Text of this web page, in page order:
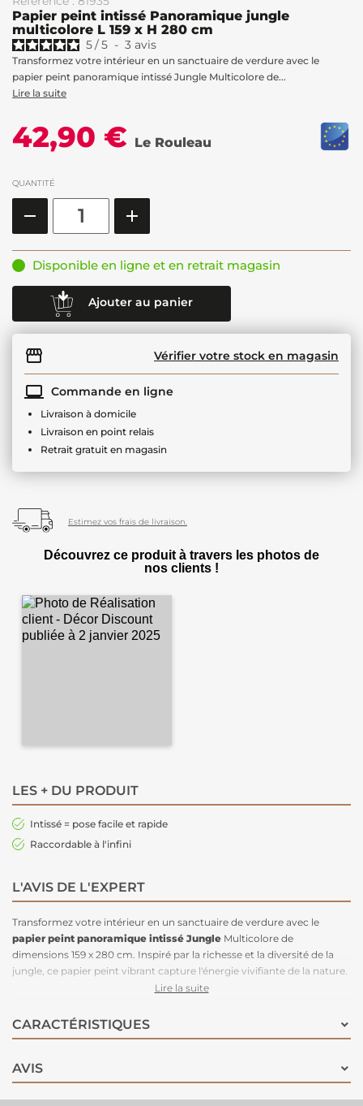
Papier peint intissé Panoramique jungle
multicolore L 159 x H 280 cm
5/5 - 3 avis
Transformez votre intérieur en un sanctuaire de verdure avec le
papier peint panoramique intissé Jungle Multicolore de...
Lire la suite
42,90 € Le Rouleau
QUANTITÉ
Disponible en ligne et en retrait magasin
Ajouter au panier
Vérifier votre stock en magasin
Commande en ligne
Livraison à domicile
Livraison en point relais
Retrait gratuit en magasin
Estimez vos frais de livraison.
Découvrez ce produit à travers les photos de
nos clients !
LES + DU PRODUIT
Intissé = pose facile et rapide
Raccordable à l'infini
L'AVIS DE L'EXPERT
Transformez votre intérieur en un sanctuaire de verdure avec le
papier peint panoramique intissé Jungle Multicolore de
dimensions 159 x 280 cm. Inspiré par la richesse et la diversité de la
jungle, ce papier peint vibrant capture l'énergie vivifiante de la nature.
Idéal pour créer un point focal audacieux dans n'importe quelle pièce,
évoquent un véritable voyage au cœur de la jungle.
et de haute qualité, ce papier peint ajoutera une touche d'aventure
1 rouleau = 3 lés = image 159 x 280 cm.
Lire la suite
CARACTÉRISTIQUES
AVIS